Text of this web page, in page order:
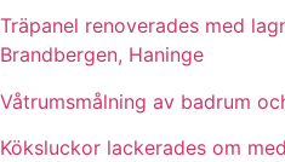
Träpanel renoverades med
Brandbergen, Haninge
Våtrumsmålning av badrum
Köksluckor lackerades om